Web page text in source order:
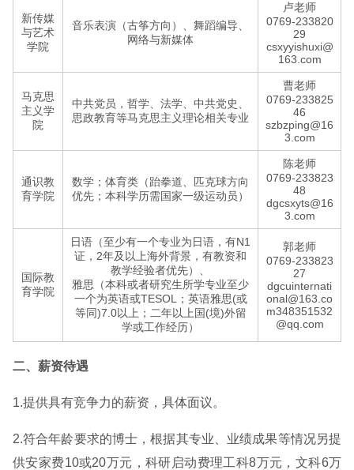
新传媒
与艺术
学院
音乐表演（古筝方向）、舞蹈编导、
网络与新媒体
卢老师
0769-233820
29
csxyyishuxi@
163.com
马克思
主义学
院
中共党员，哲学、法学、中共党史、
思政教育等马克思主义理论相关专业
曹老师
0769-233825
46
szbzping@16
3.com
通识教
育学院
数学；体育类（跆拳道、匹克球方向
优先；本科学历需国家一级运动员）
陈老师
0769-233823
48
dgcsxyts@16
3.com
国际教
育学院
日语（至少有一个专业为日语，有N1
证，2年及以上海外背景，有教资和
教学经验者优先）、
雅思（本科或者研究生所学专业至少
一个为英语或TESOL；英语雅思(或
等同)7.0以上；二年以上国(境)外留
学或工作经历）
郭老师
0769-233823
27
dgcuinternati
onal@163.co
m348351532
@qq.com
二、薪资待遇
1.提供具有竞争力的薪资，具体面议。
2.符合年龄要求的博士，根据其专业、业绩成果等情况另提
供安家费10或20万元，科研启动费理工科8万元，文科6万